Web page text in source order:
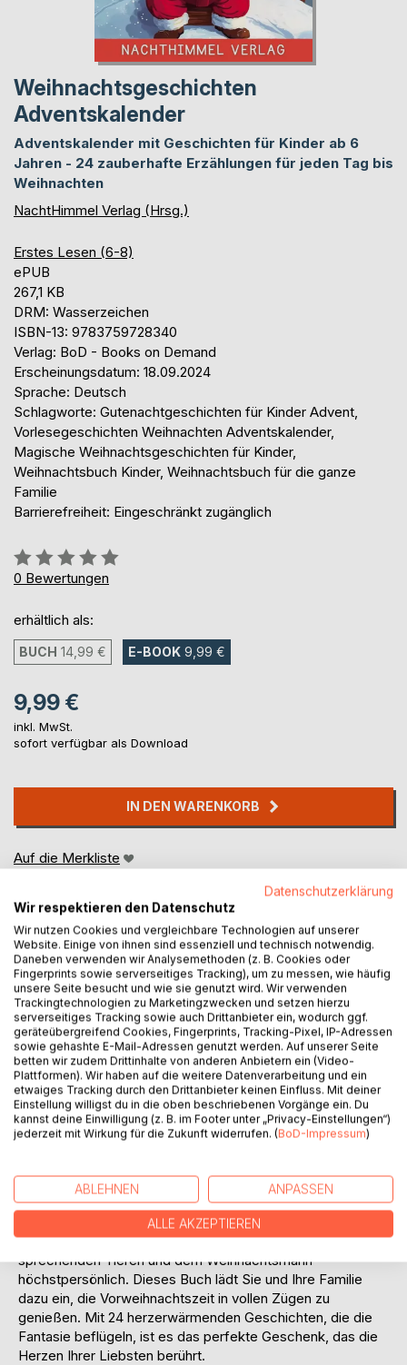
Weihnachtsgeschichten
Adventskalender
Adventskalender mit Geschichten für Kinder ab 6
Jahren - 24 zauberhafte Erzählungen für jeden Tag bis
Weihnachten
NachtHimmel Verlag (Hrsg.)
Erstes Lesen (6-8)
ePUB
267,1 KB
DRM: Wasserzeichen
ISBN-13: 9783759728340
Verlag: BoD - Books on Demand
Erscheinungsdatum: 18.09.2024
Sprache: Deutsch
Schlagworte: Gutenachtgeschichten für Kinder Advent,
Vorlesegeschichten Weihnachten Adventskalender,
Magische Weihnachtsgeschichten für Kinder,
Weihnachtsbuch Kinder, Weihnachtsbuch für die ganze
Familie
Barrierefreiheit: Eingeschränkt zugänglich
Bewertung::
0%
0 Bewertungen
erhältlich als:
BUCH 14,99 € E-BOOK 9,99 €
9,99 €
inkl. MwSt.
sofort verfügbar als Download
IN DEN WARENKORB
Auf die Merkliste
BESCHREIBUNG
Stellen Sie sich vor, wie der kühle Hauch des Winters Ihre
Wangen streift, während das warme Knistern des
Kaminfeuers Sie umhüllt. Draußen tanzt der Schnee leise
vom Himmel herab, und drinnen öffnet ein Kind mit
funkelnden Augen das nächste Türchen eines ganz
die zauberhafte Weihnachtswelt.
Jede Seite des Weihnachtsgeschichten Adventskalender
bringt neue Abenteuer mit sich: voller festlichem Zauber,
sprechenden Tieren und dem Weihnachtsmann
höchstpersönlich. Dieses Buch lädt Sie und Ihre Familie
dazu ein, die Vorweihnachtszeit in vollen Zügen zu
genießen. Mit 24 herzerwärmenden Geschichten, die die
Fantasie beflügeln, ist es das perfekte Geschenk, das die
Herzen Ihrer Liebsten berührt.
Datenschutzerklärung
Wir respektieren den Datenschutz
Wir nutzen Cookies und vergleichbare Technologien auf unserer
Website. Einige von ihnen sind essenziell und technisch notwendig.
Daneben verwenden wir Analysemethoden (z. B. Cookies oder
Fingerprints sowie serverseitiges Tracking), um zu messen, wie häufig
unsere Seite besucht und wie sie genutzt wird. Wir verwenden
Trackingtechnologien zu Marketingzwecken und setzen hierzu
serverseitiges Tracking sowie auch Drittanbieter ein, wodurch ggf.
geräteübergreifend Cookies, Fingerprints, Tracking-Pixel, IP-Adressen
sowie gehashte E-Mail-Adressen genutzt werden. Auf unserer Seite
betten wir zudem Drittinhalte von anderen Anbietern ein (Video-
Plattformen). Wir haben auf die weitere Datenverarbeitung und ein
etwaiges Tracking durch den Drittanbieter keinen Einfluss. Mit deiner
Einstellung willigst du in die oben beschriebenen Vorgänge ein. Du
kannst deine Einwilligung (z. B. im Footer unter „Privacy-Einstellungen“)
jederzeit mit Wirkung für die Zukunft widerrufen. (BoD-Impressum)
ABLEHNEN ANPASSEN
ALLE AKZEPTIEREN